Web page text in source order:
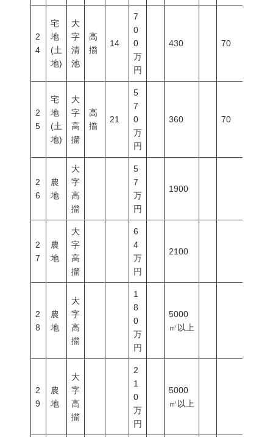
2
4
宅
地
(土
地)
大
字
清
池
高
擶
14
7
0
0
万
円
430 70
2
5
宅
地
(土
地)
大
字
高
擶
高
擶
21
5
7
0
万
円
360 70
2
6
農
地
大
字
高
擶
5
7
万
円
1900
2
7
農
地
大
字
高
擶
6
4
万
円
2100
2
8
農
地
大
字
高
擶
1
8
0
万
円
5000
㎡以上
2
9
農
地
大
字
高
擶
2
1
0
万
円
5000
㎡以上